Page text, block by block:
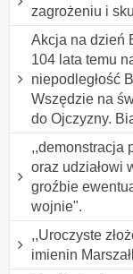
zagrożeniu i
Akcja na dzień
104 lata temu
niepodległość
Wszędzie na
do Ojczyzny.
,,demonstracja
oraz udziałowi
groźbie
wojnie".
,,Uroczyste
imienin